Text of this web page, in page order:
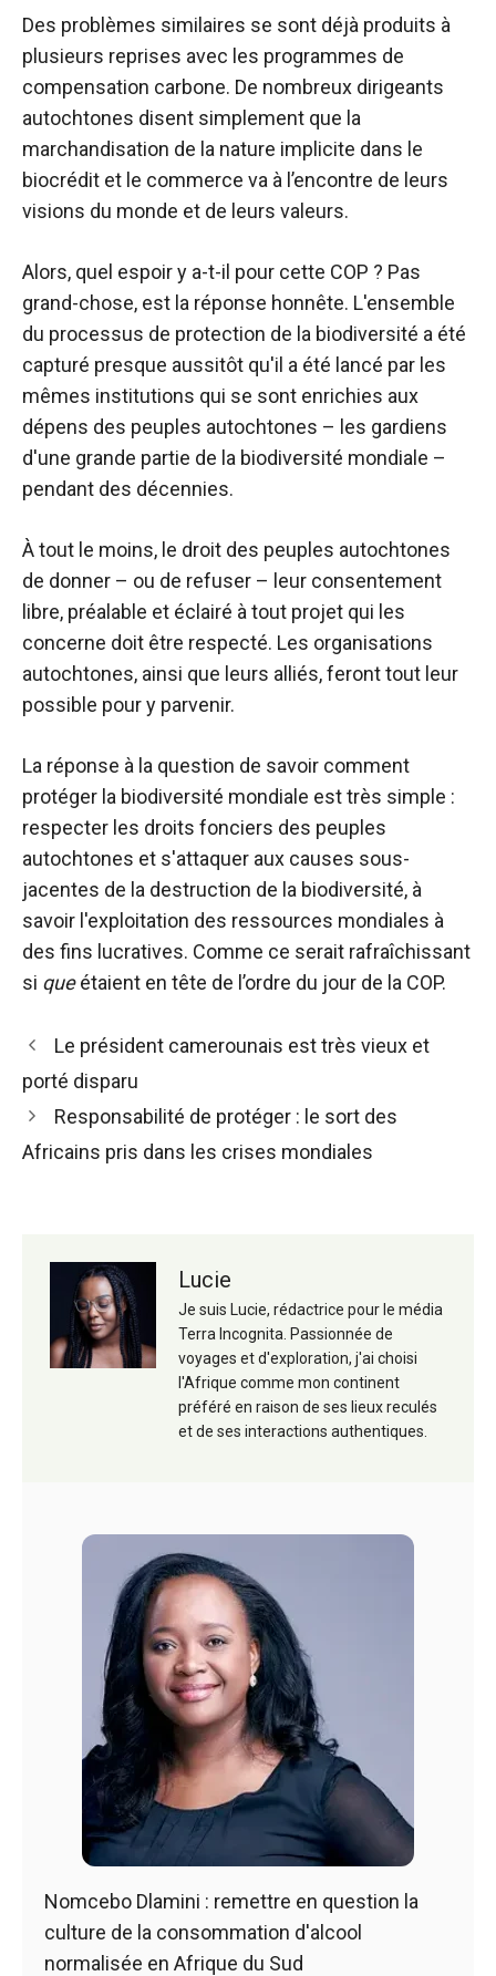
Des problèmes similaires se sont déjà produits à
plusieurs reprises avec les programmes de
compensation carbone. De nombreux dirigeants
autochtones disent simplement que la
marchandisation de la nature implicite dans le
biocrédit et le commerce va à l’encontre de leurs
visions du monde et de leurs valeurs.
Alors, quel espoir y a-t-il pour cette COP ? Pas
grand-chose, est la réponse honnête. L'ensemble
du processus de protection de la biodiversité a été
capturé presque aussitôt qu'il a été lancé par les
mêmes institutions qui se sont enrichies aux
dépens des peuples autochtones – les gardiens
d'une grande partie de la biodiversité mondiale –
pendant des décennies.
À tout le moins, le droit des peuples autochtones
de donner – ou de refuser – leur consentement
libre, préalable et éclairé à tout projet qui les
concerne doit être respecté. Les organisations
autochtones, ainsi que leurs alliés, feront tout leur
possible pour y parvenir.
La réponse à la question de savoir comment
protéger la biodiversité mondiale est très simple :
respecter les droits fonciers des peuples
autochtones et s'attaquer aux causes sous-
jacentes de la destruction de la biodiversité, à
savoir l'exploitation des ressources mondiales à
des fins lucratives. Comme ce serait rafraîchissant
si queétaient en tête de l’ordre du jour de la COP.
Navigation
des
Le président camerounais est très vieux et
porté disparu
Responsabilité de protéger : le sort des
Africains pris dans les crises mondiales
Lucie
Je suis Lucie, rédactrice pour le média
Terra Incognita. Passionnée de
voyages et d'exploration, j'ai choisi
l'Afrique comme mon continent
préféré en raison de ses lieux reculés
et de ses interactions authentiques.
Nomcebo Dlamini : remettre en question la
culture de la consommation d'alcool
normalisée en Afrique du Sud